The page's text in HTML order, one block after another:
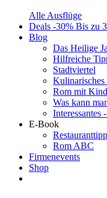
Alle Ausflüge
Deals -30% Bis zu
Blog
Das Heilige
Hilfreiche
Stadtviertel
Kulinarisches
Rom mit
Was kann
Interessantes
E-Book
Rom ABC
Firmenevents
Shop